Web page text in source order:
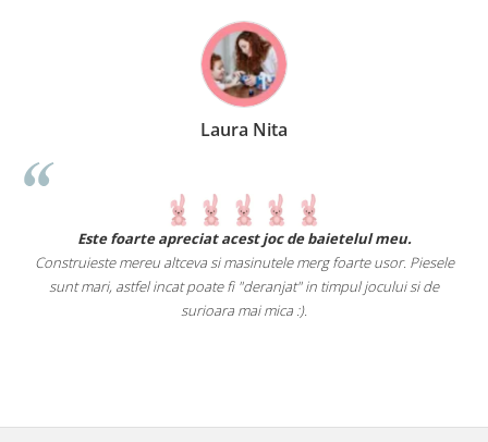
Laura Nita
Este foarte apreciat acest joc de baietelul meu.
Construieste mereu altceva si masinutele merg foarte usor. Piesele
sunt mari, astfel incat poate fi "deranjat" in timpul jocului si de
surioara mai mica :).